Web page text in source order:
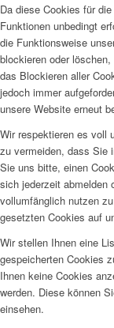
Da diese Cookies für
Funktionen unbedingt
die Funktionsweise
blockieren oder
das Blockieren aller
jedoch immer
unsere Website erneut
Wir respektieren es voll
zu vermeiden, dass Sie
Sie uns bitte, einen
sich jederzeit abmelden
vollumfänglich nutzen
gesetzten Cookies auf
Wir stellen Ihnen eine
gespeicherten Cookies
Ihnen keine Cookies
werden. Diese können
einsehen.